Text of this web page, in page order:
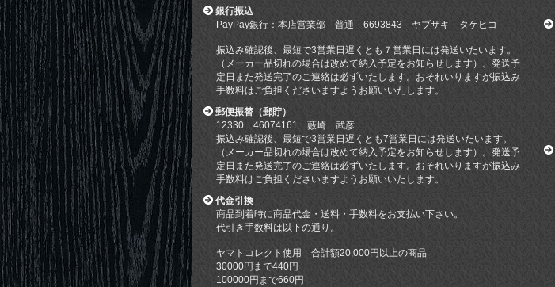
銀行振込
PayPay銀行：本店営業部 普通 6693843 ヤブザキ タケヒコ
振込み確認後、最短で3営業日遅くとも７営業日には発送いたいます。
（メーカー品切れの場合は改めて納入予定をお知らせします）。発送予
定日また発送完了のご連絡は必ずいたします。おそれいりますが振込み
手数料はご負担くださいますようお願いいたします。
郵便振替（郵貯）
12330 46074161 藪崎 武彦
振込み確認後、最短で3営業日遅くとも7営業日には発送いたいます。
（メーカー品切れの場合は改めて納入予定をお知らせします）。発送予
定日また発送完了のご連絡は必ずいたします。おそれいりますが振込み
手数料はご負担くださいますようお願いいたします。
代金引換
商品到着時に商品代金・送料・手数料をお支払い下さい。
代引き手数料は以下の通り。
ヤマトコレクト使用 合計額20,000円以上の商品
30000円まで440円
100000円まで660円